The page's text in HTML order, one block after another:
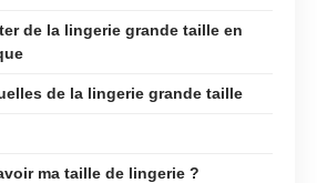
de la lingerie grande taille en
de la lingerie grande taille
ma taille de lingerie ?